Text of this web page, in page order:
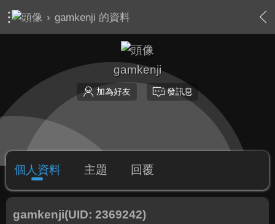
› gamkenji 的資料
gamkenji
加為好友 發訊息
個人資料 主題 回覆
gamkenji(UID: 2369242)